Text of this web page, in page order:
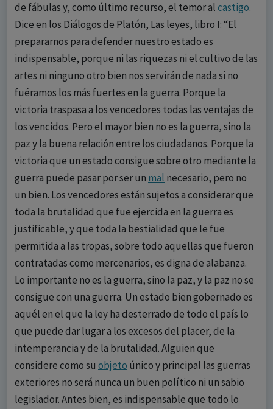
de fábulas y, como último recurso, el temor alcastigo.
Dice en los Diálogos de Platón, Las leyes, libro I: “El
prepararnos para defender nuestro estado es
indispensable, porque ni las riquezas ni el cultivo de las
artes ni ninguno otro bien nos servirán de nada si no
fuéramos los más fuertes en la guerra. Porque la
victoria traspasa a los vencedores todas las ventajas de
los vencidos. Pero el mayor bien no es la guerra, sino la
paz y la buena relación entre los ciudadanos. Porque la
victoria que un estado consigue sobre otro mediante la
guerra puede pasar por ser un mal necesario, pero no
un bien. Los vencedores están sujetos a considerar que
toda la brutalidad que fue ejercida en la guerra es
justificable, y que toda la bestialidad que le fue
permitida a las tropas, sobre todo aquellas que fueron
contratadas como mercenarios, es digna de alabanza.
Lo importante no es la guerra, sino la paz, y la paz no se
consigue con una guerra. Un estado bien gobernado es
aquél en el que la ley ha desterrado de todo el país lo
que puede dar lugar a los excesos del placer, de la
intemperancia y de la brutalidad. Alguien que
considere como su objeto único y principal las guerras
exteriores no será nunca un buen político ni un sabio
legislador. Antes bien, es indispensable que todo lo